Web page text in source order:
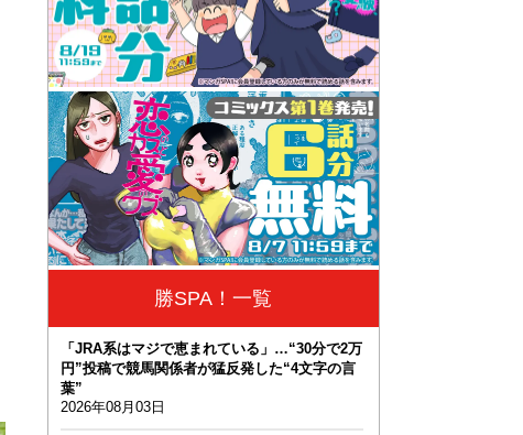
勝SPA！一覧
「JRA系はマジで恵まれている」…“30分で2万
円”投稿で競馬関係者が猛反発した“4文字の言
葉”
2026年08月03日